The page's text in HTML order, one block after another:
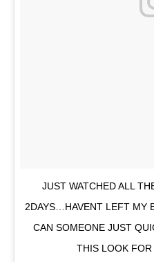
JUST WATCHED ALL
2DAYS…HAVENT LEFT MY
CAN SOMEONE JUST
THIS LOOK